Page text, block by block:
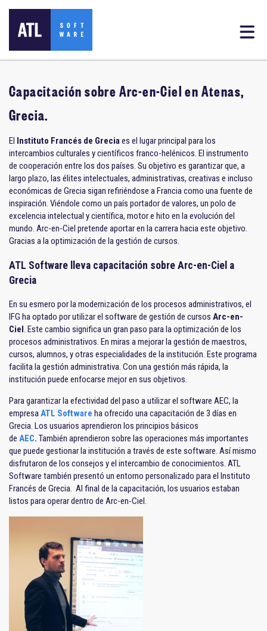
Capacitación sobre Arc-en-Ciel en Atenas,
Grecia.
El Instituto Francés de Greciaes el lugar principal para los
intercambios culturales y científicos franco-helénicos. El instrumento
de cooperación entre los dos países. Su objetivo es garantizar que, a
largo plazo, las élites intelectuales, administrativas, creativas e incluso
económicas de Grecia sigan refiriéndose a Francia como una fuente de
inspiración. Viéndole como un país portador de valores, un polo de
excelencia intelectual y científica, motor e hito en la evolución del
mundo. Arc-en-Ciel pretende aportar en la carrera hacia este objetivo.
Gracias a la optimización de la gestión de cursos.
ATL Software lleva capacitación sobre Arc-en-Ciel a
Grecia
En su esmero por la modernización de los procesos administrativos, el
IFG ha optado por utilizar el software de gestión de cursos Arc-en-
Ciel. Este cambio significa un gran paso para la optimización de los
procesos administrativos. En miras a mejorar la gestión de maestros,
cursos, alumnos, y otras especialidades de la institución. Este programa
facilita la gestión administrativa. Con una gestión más rápida, la
institución puede enfocarse mejor en sus objetivos.
Para garantizar la efectividad del paso a utilizar el software AEC, la
empresaATL Software ha ofrecido una capacitación de 3 días en
Grecia. Los usuarios aprendieron los principios básicos
de AEC. También aprendieron sobre las operaciones más importantes
que puede gestionar la institución a través de este software. Así mismo
disfrutaron de los consejos y el intercambio de conocimientos. ATL
Software también presentó un entorno personalizado para el Instituto
Francés de Grecia. Al final de la capacitación, los usuarios estaban
listos para operar dentro de Arc-en-Ciel.